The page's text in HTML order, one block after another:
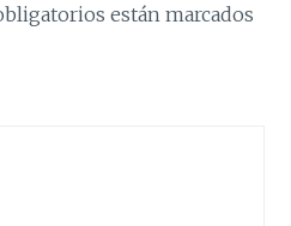
están marcados